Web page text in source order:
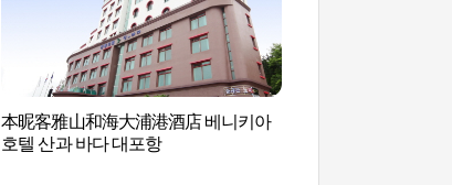
本昵客雅山和海大浦港酒店 베니키아
호텔 산과 바다 대포항